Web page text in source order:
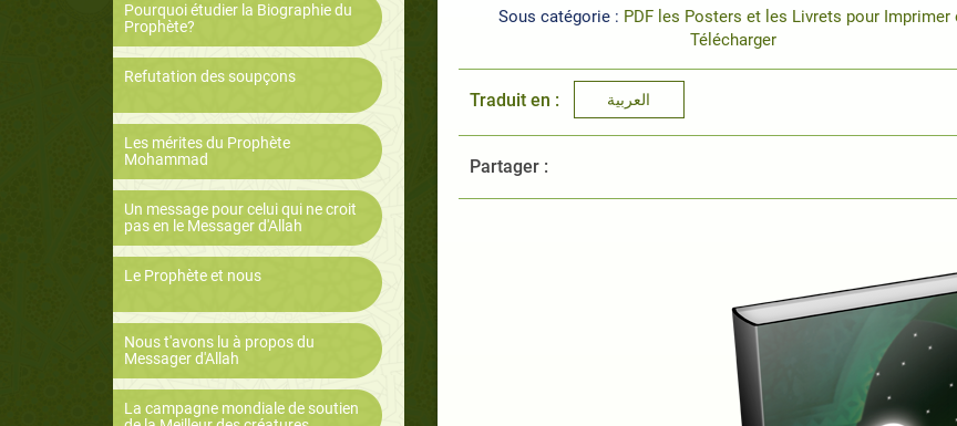
Pourquoi étudier la Biographie du
Prophète?
Refutation des soupçons
Les mérites du Prophète
Mohammad
Un message pour celui qui ne croit
pas en le Messager d'Allah
Le Prophète et nous
Nous t'avons lu à propos du
Messager d'Allah
La campagne mondiale de soutien
Sous catégorie : PDF les Posters et les Livrets pour Imprimer
Télécharger
Traduit en : العربية
Partager :